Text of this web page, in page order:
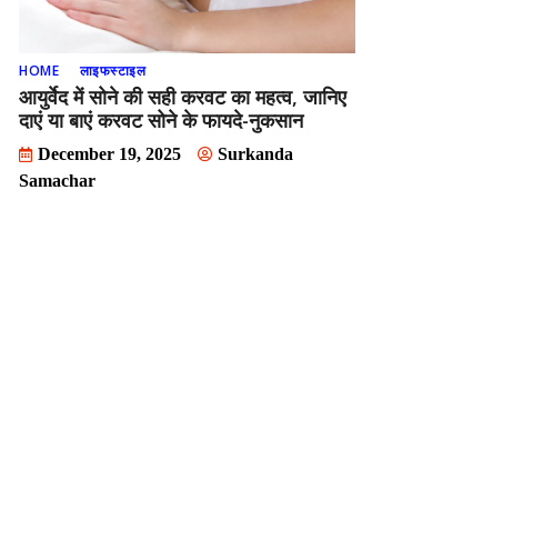
HOME लाइफस्टाइल
आयुर्वेद में सोने की सही करवट का महत्व, जानिए
दाएं या बाएं करवट सोने के फायदे-नुकसान
December 19, 2025
Surkanda
Samachar